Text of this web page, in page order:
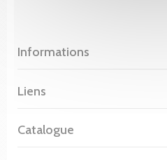
Informations
Liens
Catalogue